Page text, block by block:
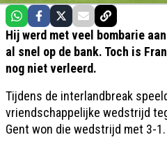
Hij werd met veel bombarie
al snel op de bank. Toch is
nog niet verleerd.
Tijdens de interlandbreak
vriendschappelijke wedstrijd
Gent won die wedstrijd met 3-1.